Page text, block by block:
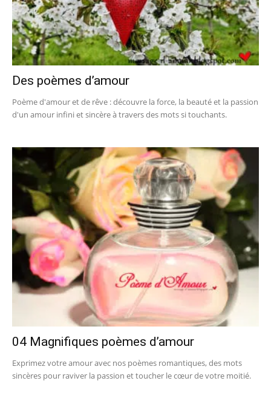
Des poèmes d’amour
Poème d'amour et de rêve : découvre la force, la beauté et la passion
d'un amour infini et sincère à travers des mots si touchants.
04 Magnifiques poèmes d’amour
Exprimez votre amour avec nos poèmes romantiques, des mots
sincères pour raviver la passion et toucher le cœur de votre moitié.